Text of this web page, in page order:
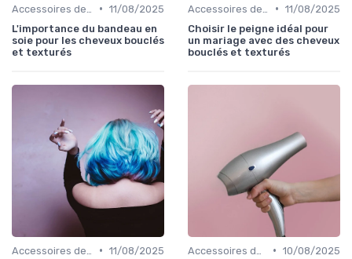
• 11/08/2025
L'importance du bandeau en
soie pour les cheveux bouclés
et texturés
• 11/08/2025
Choisir le peigne idéal pour
un mariage avec des cheveux
bouclés et texturés
• 11/08/2025
• 10/08/2025